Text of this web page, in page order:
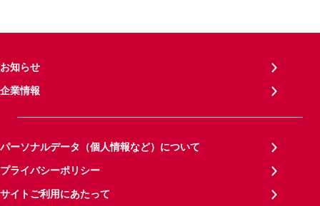
お知らせ
企業情報
パーソナルデータ（個人情報など）について
プライバシーポリシー
サイトご利用にあたって